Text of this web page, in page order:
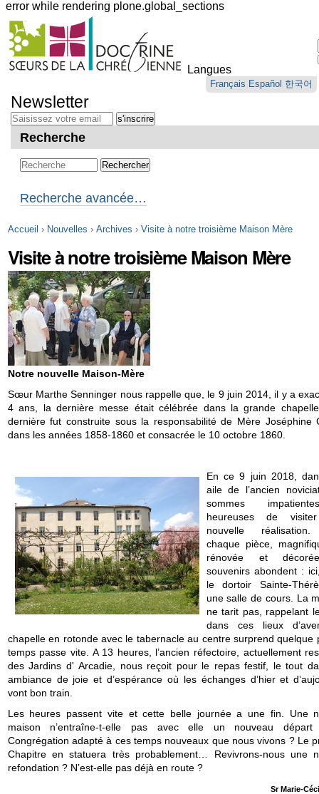
error while rendering plone.global_sections
Outils
personnels
Langues
Français Español 한국어
au
contenu.
Aller
navigation
Newsletter
Recherche
Recherche avancée…
Accueil › Nouvelles › Archives › Visite à notre troisième Maison Mère
Visite à notre troisième Maison Mère
Notre nouvelle Maison-Mère
Sœur Marthe Senninger nous rappelle que, le 9 juin 2014, il y a
4 ans, la dernière messe était célébrée dans la grande
dernière fut construite sous la responsabilité de Mère Joséphine
dans les années 1858-1860 et consacrée le 10 octobre 1860.
En ce 9 juin 2018,
aile de l’ancien
sommes
heureuses de
nouvelle
chaque pièce,
rénovée et
souvenirs abondent :
le dortoir Sainte-
une salle de cours. La
ne tarit pas, rappelant
dans ces lieux
chapelle en rotonde avec le tabernacle au centre surprend quelque
temps passe vite. A 13 heures, l’ancien réfectoire, actuellement
des Jardins d' Arcadie, nous reçoit pour le repas festif, le tout
ambiance de joie et d’espérance où les échanges d’hier et
vont bon train.
Les heures passent vite et cette belle journée a une fin. Une
maison n’entraîne-t-elle pas avec elle un nouveau
Congrégation adapté à ces temps nouveaux que nous vivons ? Le
Chapitre en statuera très probablement… Revivrons-nous une
refondation ? N’est-elle pas déjà en route ?
Sr Marie-